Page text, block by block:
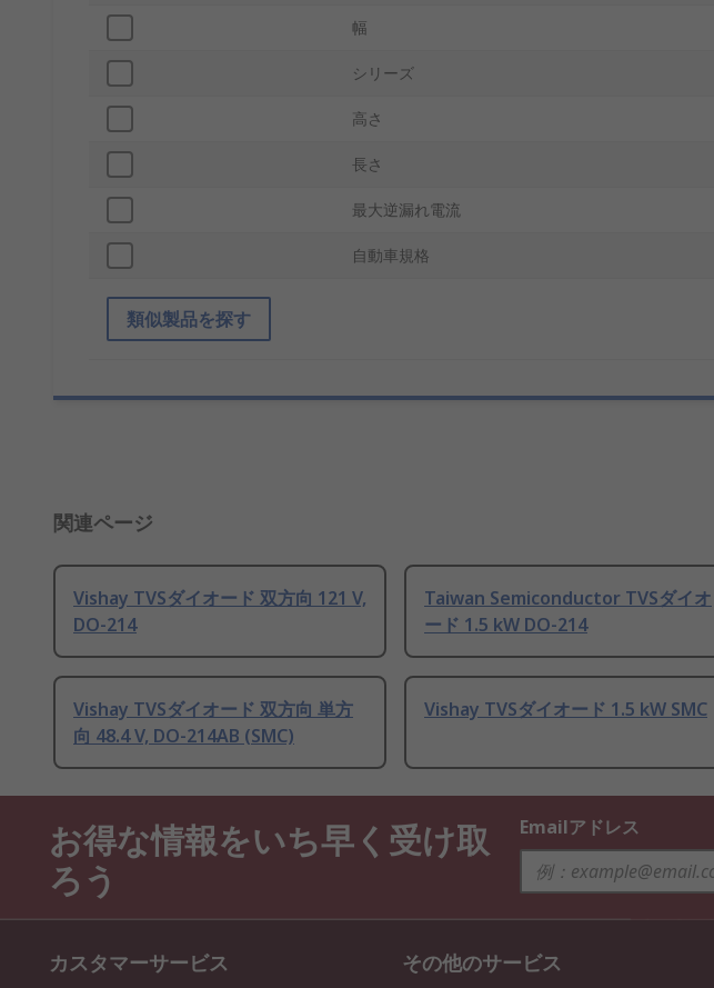
幅
シリーズ
高さ
長さ
最大逆漏れ電流
自動車規格
類似製品を探す
関連ページ
Vishay TVSダイオード 双方向 121 V,
DO-214
Taiwan Semiconductor TVSダイオ
ード 1.5 kW DO-214
Vishay TVSダイオード 双方向 単方
向 48.4 V, DO-214AB (SMC)
Vishay TVSダイオード 1.5 kW SMC
お得な情報をいち早く受け取
ろう
Emailアドレス
カスタマーサービス その他のサービス